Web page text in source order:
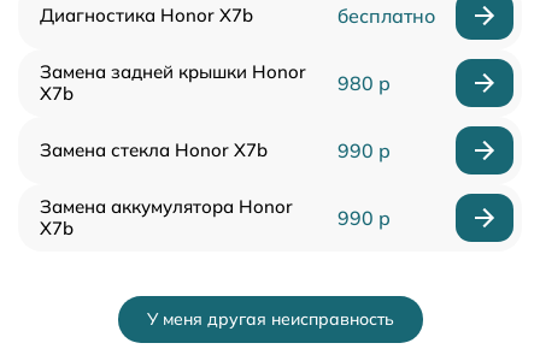
Диагностика Honor X7b бесплатно
Замена задней крышки Honor
X7b
980 р
Замена стекла Honor X7b 990 р
Замена аккумулятора Honor
X7b
990 р
У меня другая неисправность